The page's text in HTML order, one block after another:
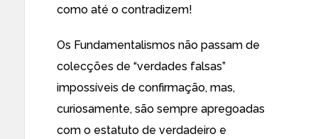
como até o contradizem!
Os Fundamentalismos não passam de
colecções de “verdades falsas”
impossíveis de confirmação, mas,
curiosamente, são sempre apregoadas
com o estatuto de verdadeiro e